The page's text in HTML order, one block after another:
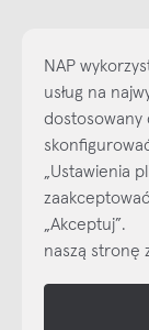
Najlepsze
dzisiaj do
NAP
usług na
dostosowany
„Ustawienia
„Akceptuj”.
naszą stronę